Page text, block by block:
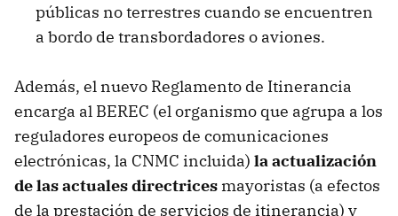
públicas no terrestres cuando se encuentren
a bordo de transbordadores o aviones.
Además, el nuevo Reglamento de Itinerancia
encarga al BEREC (el organismo que agrupa a los
reguladores europeos de comunicaciones
electrónicas, la CNMC incluida) la actualización
de las actuales directrices mayoristas (a efectos
de la prestación de servicios de itinerancia) y